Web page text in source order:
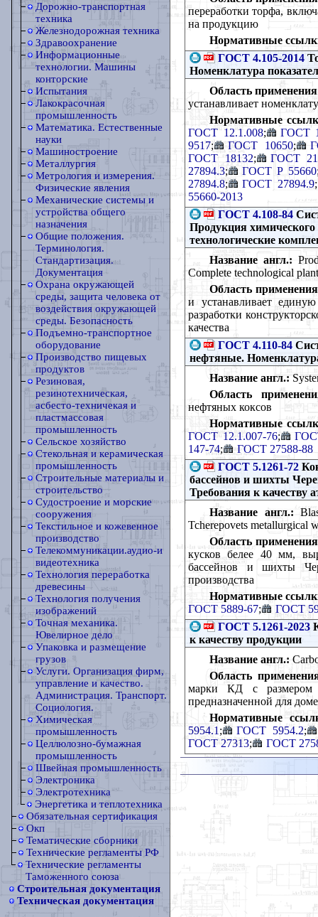
Дорожно-транспортная
техника
Железнодорожная техника
Здравоохранение
Информационные
технологии. Машины
конторские
Испытания
Лакокрасочная
промышленность
Математика. Естественные
науки
Машиностроение
Металлургия
Метрология и измерения.
Физические явления
Механические системы и
устройства общего
назначения
Общие положения.
Терминология.
Стандартизация.
Документация
Охрана окружающей
среды, защита человека от
воздействия окружающей
среды. Безопасность
Подъемно-транспортное
оборудование
Производство пищевых
продуктов
Резиновая,
резинотехническая,
асбесто-техничекая и
пластмассовая
промышленность
Сельское хозяйство
Стекольная и керамическая
промышленность
Строительные материалы и
строительство
Судостроение и морские
сооружения
Текстильное и кожевенное
производство
Телекоммуникации.аудио-и
видеотехника
Технология переработка
древесины
Технология получения
изображений
Точная механика.
Ювелирное дело
Упаковка и размещение
грузов
Услуги. Организация фирм,
управление и качество.
Администрация. Транспорт.
Социология.
Химическая
промышленность
Целлюлозно-бумажная
промышленность
Швейная промышленность
Электроника
Электротехника
Энергетика и теплотехника
Обязательная сертификация
Окп
Тематические сборники
Технические регламенты РФ
Технические регламенты
Таможенного союза
Строительная документация
Техническая документация
переработки торфа,
на продукцию
Нормативные
ГОСТ 4.105-2014
Номенклатура
Область
устанавливает
Нормативные
ГОСТ 12.1.008;
ГОСТ
9517; ГОСТ 10650;
ГОСТ 18132;
ГОСТ
27894.3; ГОСТ Р 55660
27894.8; ГОСТ 27894.9;
55660-2013
ГОСТ 4.108-84
Продукция
технологические
Название англ.:
Complete technological
Область
и устанавливает
разработки
качества
ГОСТ 4.110-84
нефтяные.
Название англ.:
Область
нефтяных коксов
Нормативные
ГОСТ 12.1.007-76;
147-74;
ГОСТ 27588-88
ГОСТ 5.1261-72
бассейнов и шихты
Требования к качеству
Название англ.:
Tcherepovets metallurgical
Область
кусков белее 40 мм,
бассейнов и шихты
производства
Нормативные
ГОСТ 5889-67;
ГОСТ
ГОСТ 5.1261-2023
к качеству продукции
Название англ.:
Область
марки КД с размером
предназначенной для
Нормативные
5954.1 ; ГОСТ 5954.2;
ГОСТ 27313; ГОСТ